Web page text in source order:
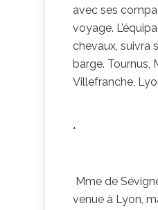
avec ses
voyage.
chevaux, suivra
barge. Tournus,
Villefranche,
*
Mme de
venue à Lyon,